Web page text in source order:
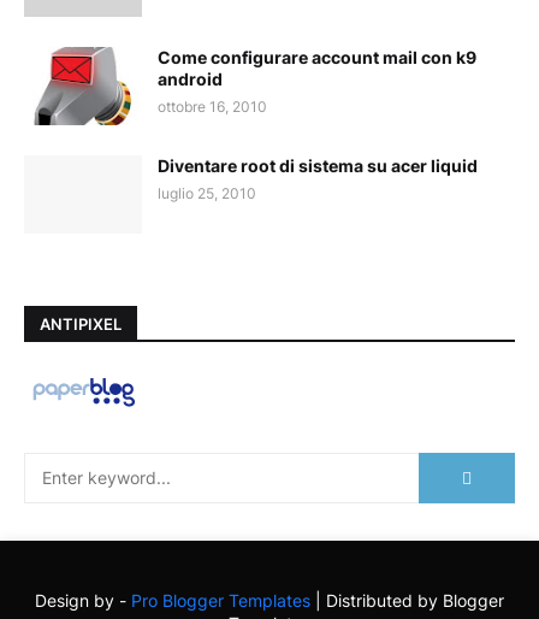
Come configurare account mail con k9
android
ottobre 16, 2010
Diventare root di sistema su acer liquid
luglio 25, 2010
ANTIPIXEL
Design by - Pro Blogger Templates | Distributed by Blogger